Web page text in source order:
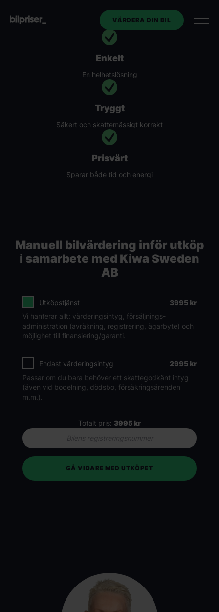
VÄRDERA DIN BIL
Utköp av tjänstebil
Företagstjänster
Bilmarknaden
Om oss
Enkelt
En helhetslösning
Tryggt
Säkert och skattemässigt korrekt
Prisvärt
Sparar både tid och energi
Manuell bilvärdering inför utköp
i samarbete med Kiwa Sweden
AB
Utköpstjänst 3995 kr
Vi hanterar allt: värderingsintyg, försäljnings­
administration (avräkning, registrering, ägarbyte) och
möjlighet till finansiering/garanti.
Endast värderingsintyg 2995 kr
Passar om du bara behöver ett skattegodkänt intyg
(även vid bodelning, dödsbo, försäkringsärenden
m.m.).
Totalt pris: 3995 kr
GÅ VIDARE MED UTKÖPET